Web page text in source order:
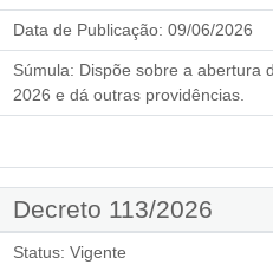
Data de Publicação: 09/06/2026
Súmula: Dispõe sobre a abertura
2026 e dá outras providências.
Decreto 113/2026
Status: Vigente